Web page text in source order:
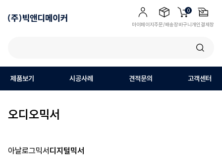
마이페이지주문/배송
0
장바구니개인결제창
제품보기 시공사례 견적문의 고객센터
오디오믹서
아날로그믹서 디지털믹서